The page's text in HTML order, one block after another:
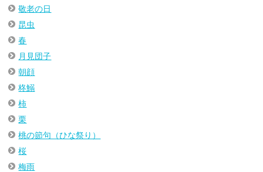
敬老の日
昆虫
春
月見団子
朝顔
柊鰯
柿
栗
桃の節句（ひな祭り）
桜
梅雨